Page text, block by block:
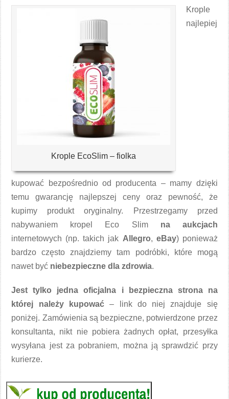
Krople EcoSlim – fiolka
Krople
najlepiej
kupować bezpośrednio od producenta – mamy dzięki
temu gwarancję najlepszej ceny oraz pewność, że
kupimy produkt oryginalny. Przestrzegamy przed
nabywaniem kropel Eco Slim na aukcjach
internetowych (np. takich jak Allegro, eBay) ponieważ
bardzo często znajdziemy tam podróbki, które mogą
nawet być niebezpieczne dla zdrowia.
Jest tylko jedna oficjalna i bezpieczna strona na
której należy kupować– link do niej znajduje się
poniżej. Zamówienia są bezpieczne, potwierdzone przez
konsultanta, nikt nie pobiera żadnych opłat, przesyłka
wysyłana jest za pobraniem, można ją sprawdzić przy
kurierze.